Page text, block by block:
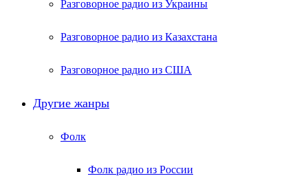
Разговорное радио из Украины
Разговорное радио из Казахстана
Разговорное радио из США
Другие жанры
Фолк
Фолк радио из России